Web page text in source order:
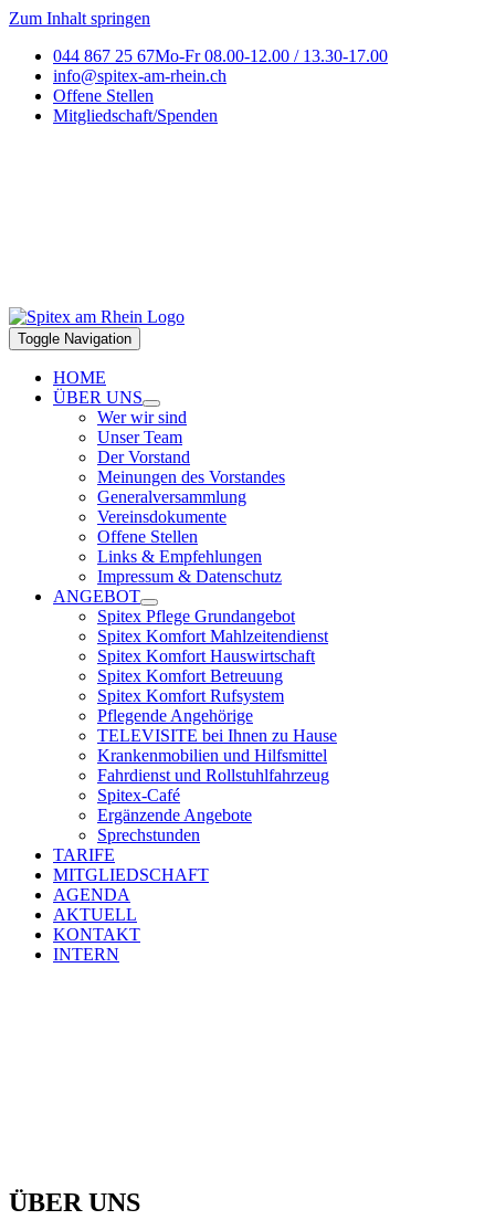
Zum Inhalt springen
044 867 25 67Mo-Fr 08.00-12.00 / 13.30-17.00
info@spitex-am-rhein.ch
Offene Stellen
Mitgliedschaft/Spenden
Toggle Navigation
HOME
ÜBER UNS
Wer wir sind
Unser Team
Der Vorstand
Meinungen des Vorstandes
Generalversammlung
Vereinsdokumente
Offene Stellen
Links & Empfehlungen
Impressum & Datenschutz
ANGEBOT
Spitex Pflege Grundangebot
Spitex Komfort Mahlzeitendienst
Spitex Komfort Hauswirtschaft
Spitex Komfort Betreuung
Spitex Komfort Rufsystem
Pflegende Angehörige
TELEVISITE bei Ihnen zu Hause
Krankenmobilien und Hilfsmittel
Fahrdienst und Rollstuhlfahrzeug
Spitex-Café
Ergänzende Angebote
Sprechstunden
TARIFE
MITGLIEDSCHAFT
AGENDA
AKTUELL
KONTAKT
INTERN
ÜBER UNS